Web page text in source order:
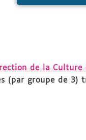
de la Culture
(par groupe de 3)